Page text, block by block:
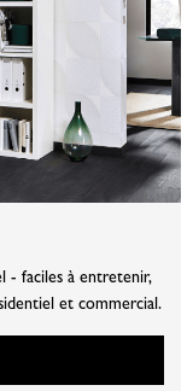
- faciles à entretenir,
et commercial.